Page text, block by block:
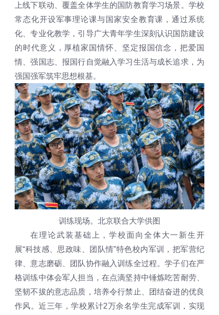
上线下联动、覆盖全体学生的国防教育学习场景。学校
常态化开设军事理论课与国家安全教育课，通过系统
化、专业化教学，引导广大青年学生深刻认识国防建设
的时代意义，厚植家国情怀、坚定报国信念，把爱国
情、强国志、报国行自觉融入学习生活与成长追求，为
强国强军筑牢思想根基。
训练现场。北京联合大学供图
在理论武装基础上，学校面向全体大一新生开
展“科技感、思政味、团队情”特色校内军训，把军营纪
律、意志磨砺、团队协作融入训练全过程。学子们在严
格训练中体会军人担当，在点滴坚持中锤炼吃苦耐劳、
坚韧不拔的意志品质，培养令行禁止、团结奋进的优良
作风。近三年，学校累计2万余名学生完成军训，实现